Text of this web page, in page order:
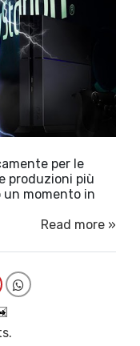
per le
produzioni più
momento in
Read more »